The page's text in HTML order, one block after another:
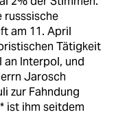
russsische
am 11. April
Tätigkeit
Interpol, und
Jarosch
zur Fahndung
ist ihm seitdem